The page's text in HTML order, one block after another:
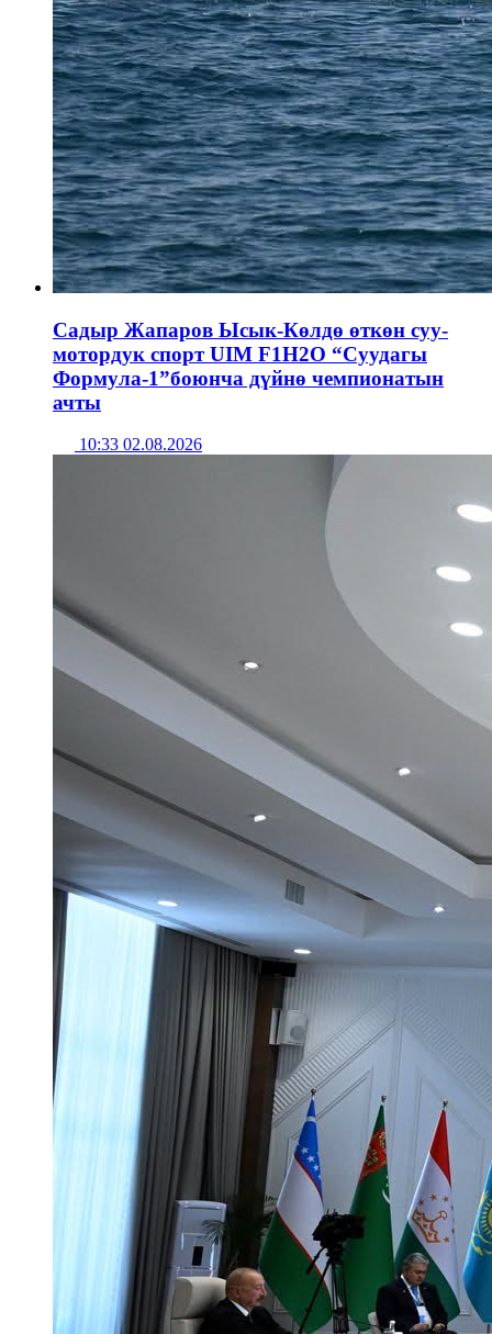
Садыр Жапаров Ысык-Көлдө өткөн суу-
мотордук спорт UIM F1H2O “Суудагы
Формула-1”боюнча дүйнө чемпионатын
ачты
10:33 02.08.2026